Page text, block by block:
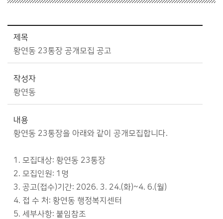
제목
황연동 23통장 공개모집 공고
작성자
황연동
내용
황연동 23통장을 아래와 같이 공개모집합니다.
1. 모집대상: 황연동 23통장
2. 모집인원: 1명
3. 공고(접수)기간: 2026. 3. 24.(화)~4. 6.(월)
4. 접 수 처: 황연동 행정복지센터
5. 세부사항: 붙임참조